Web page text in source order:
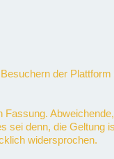
der
sei denn, die Geltung
widersprochen.